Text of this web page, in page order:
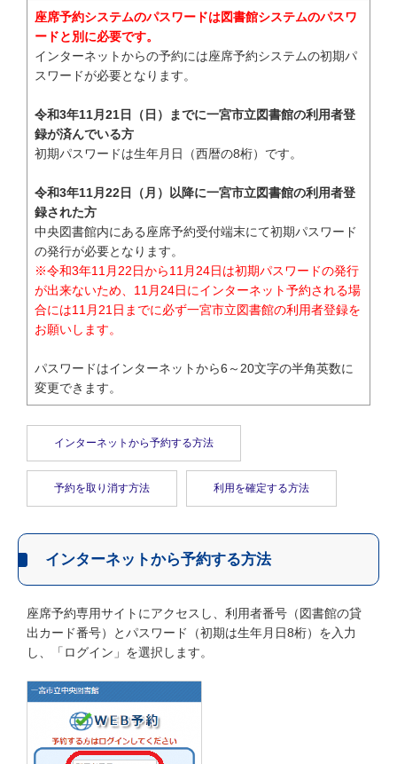
座席予約システムのパスワードは図書館システムのパスワ
ードと別に必要です。
インターネットからの予約には座席予約システムの初期パ
スワードが必要となります。
令和3年11月21日（日）までに一宮市立図書館の利用者登
録が済んでいる方
初期パスワードは生年月日（西暦の8桁）です。
令和3年11月22日（月）以降に一宮市立図書館の利用者登
録された方
中央図書館内にある座席予約受付端末にて初期パスワード
の発行が必要となります。
※令和3年11月22日から11月24日は初期パスワードの発行
が出来ないため、11月24日にインターネット予約される場
合には11月21日までに必ず一宮市立図書館の利用者登録を
お願いします。
パスワードはインターネットから6～20文字の半角英数に
変更できます。
インターネットから予約する方法
予約を取り消す方法 利用を確定する方法
インターネットから予約する方法
座席予約専用サイトにアクセスし、利用者番号（図書館の貸
出カード番号）とパスワード（初期は生年月日8桁）を入力
し、「ログイン」を選択します。